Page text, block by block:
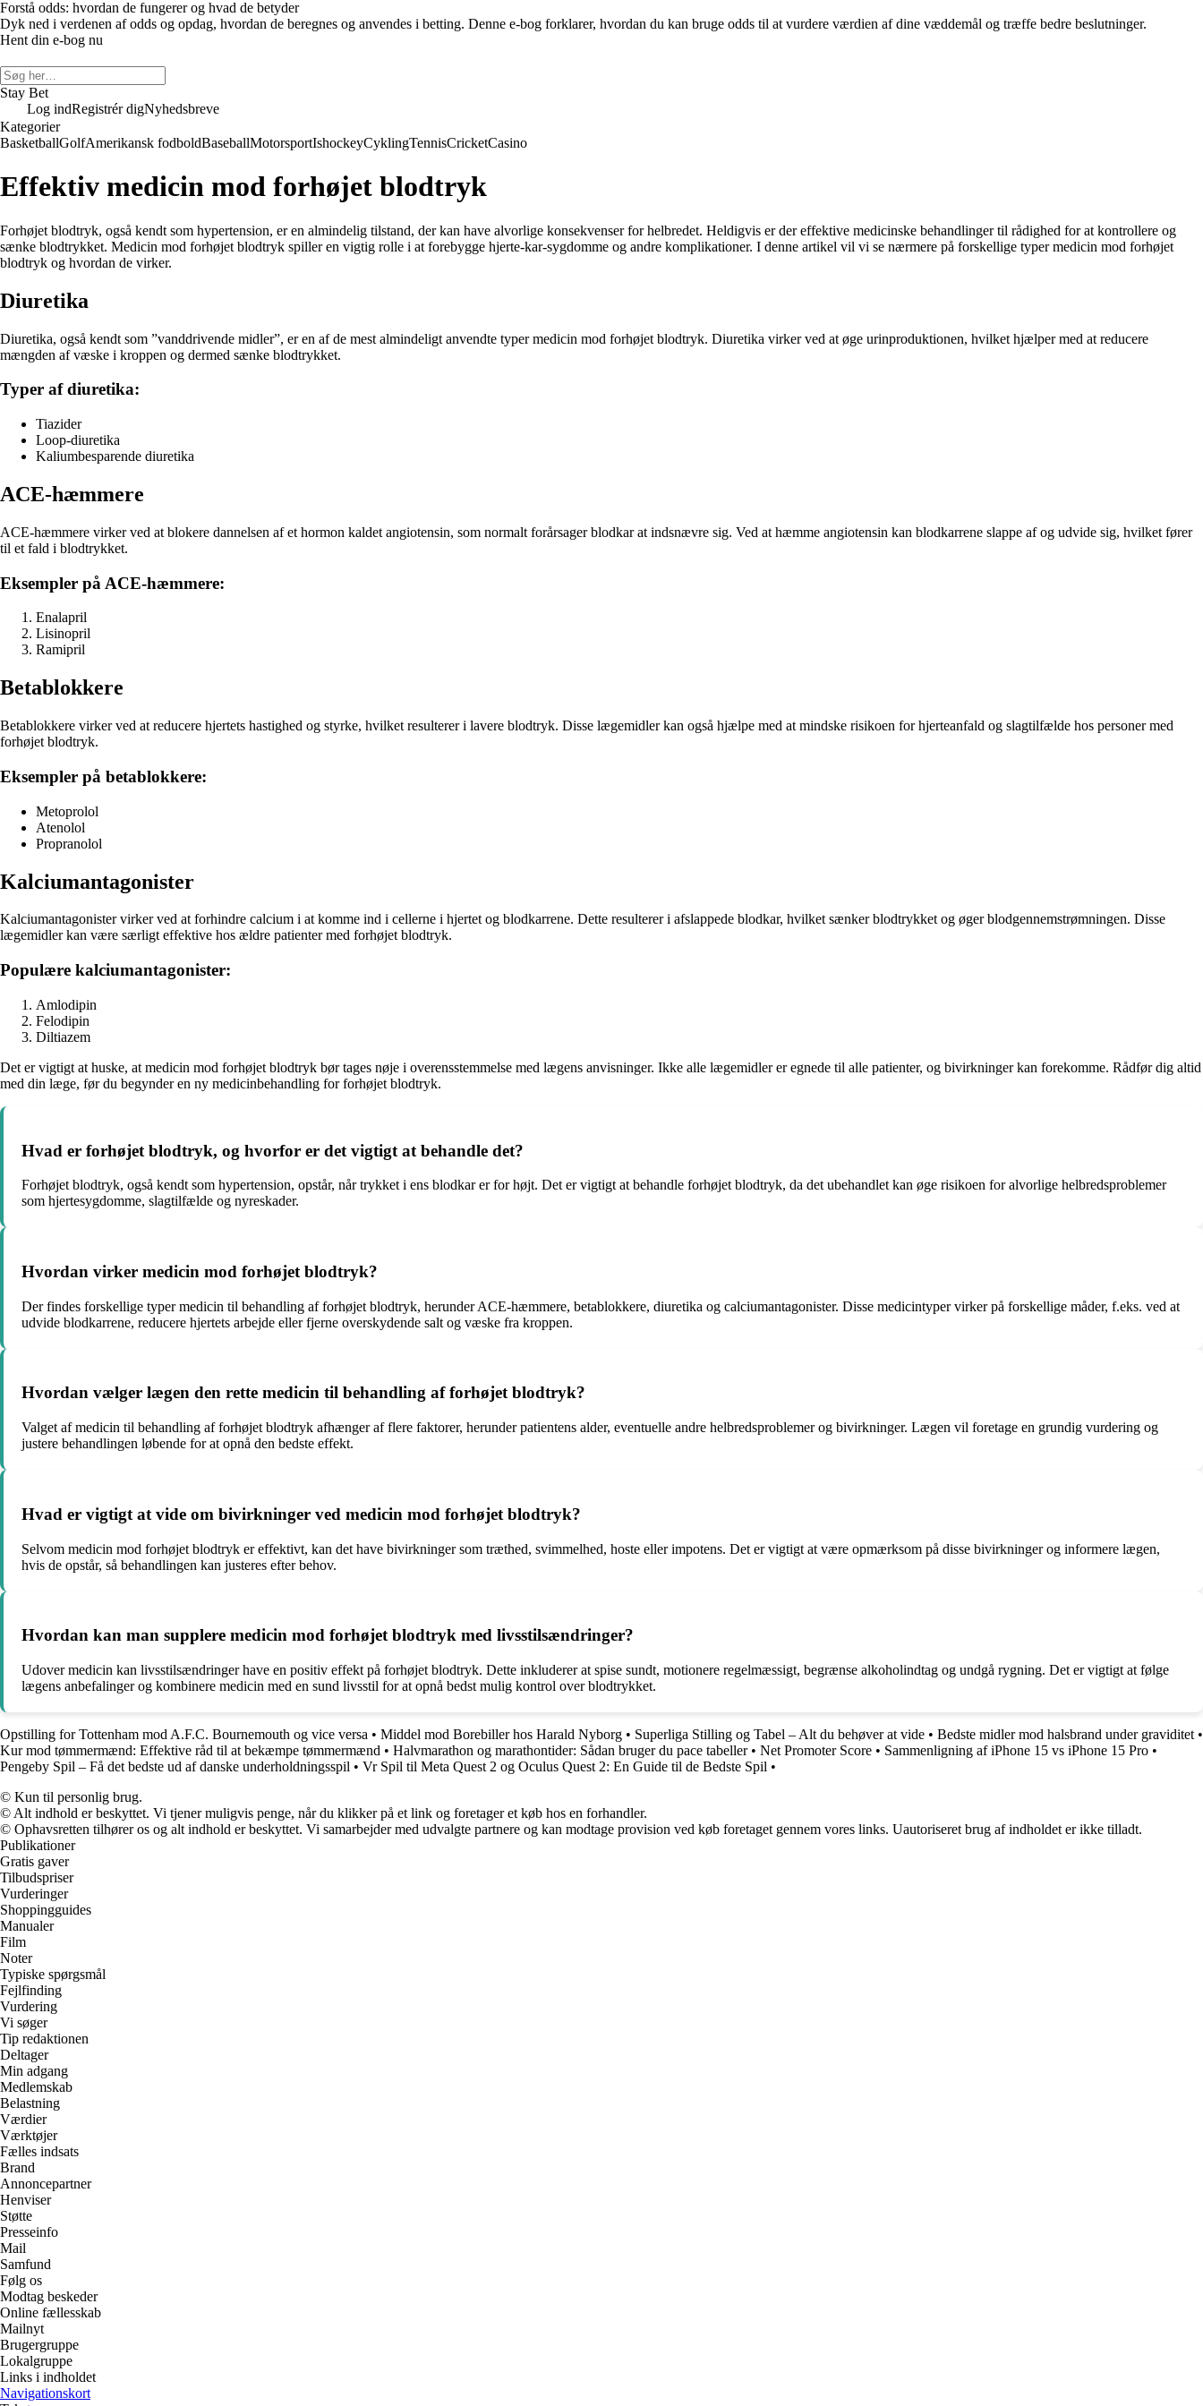
Forstå odds: hvordan de fungerer og hvad de betyder
Dyk ned i verdenen af odds og opdag, hvordan de beregnes og anvendes i betting. Denne e-bog forklarer, hvordan du kan bruge odds til at vurdere værdien af dine væddemål og træffe bedre beslutninger.
Hent din e-bog nu
Stay Bet
Log indRegistrér digNyhedsbreve
Kategorier
BasketballGolfAmerikansk fodboldBaseballMotorsportIshockeyCyklingTennisCricketCasino
Effektiv medicin mod forhøjet blodtryk
Forhøjet blodtryk, også kendt som hypertension, er en almindelig tilstand, der kan have alvorlige konsekvenser for helbredet. Heldigvis er der effektive medicinske behandlinger til rådighed for at kontrollere og
sænke blodtrykket. Medicin mod forhøjet blodtryk spiller en vigtig rolle i at forebygge hjerte-kar-sygdomme og andre komplikationer. I denne artikel vil vi se nærmere på forskellige typer medicin mod forhøjet
blodtryk og hvordan de virker.
Diuretika
Diuretika, også kendt som ”vanddrivende midler”, er en af de mest almindeligt anvendte typer medicin mod forhøjet blodtryk. Diuretika virker ved at øge urinproduktionen, hvilket hjælper med at reducere
mængden af væske i kroppen og dermed sænke blodtrykket.
Typer af diuretika:
Tiazider
Loop-diuretika
Kaliumbesparende diuretika
ACE-hæmmere
ACE-hæmmere virker ved at blokere dannelsen af et hormon kaldet angiotensin, som normalt forårsager blodkar at indsnævre sig. Ved at hæmme angiotensin kan blodkarrene slappe af og udvide sig, hvilket fører
til et fald i blodtrykket.
Eksempler på ACE-hæmmere:
Enalapril
Lisinopril
Ramipril
Betablokkere
Betablokkere virker ved at reducere hjertets hastighed og styrke, hvilket resulterer i lavere blodtryk. Disse lægemidler kan også hjælpe med at mindske risikoen for hjerteanfald og slagtilfælde hos personer med
forhøjet blodtryk.
Eksempler på betablokkere:
Metoprolol
Atenolol
Propranolol
Kalciumantagonister
Kalciumantagonister virker ved at forhindre calcium i at komme ind i cellerne i hjertet og blodkarrene. Dette resulterer i afslappede blodkar, hvilket sænker blodtrykket og øger blodgennemstrømningen. Disse
lægemidler kan være særligt effektive hos ældre patienter med forhøjet blodtryk.
Populære kalciumantagonister:
Amlodipin
Felodipin
Diltiazem
Det er vigtigt at huske, at medicin mod forhøjet blodtryk bør tages nøje i overensstemmelse med lægens anvisninger. Ikke alle lægemidler er egnede til alle patienter, og bivirkninger kan forekomme. Rådfør dig altid
med din læge, før du begynder en ny medicinbehandling for forhøjet blodtryk.
Hvad er forhøjet blodtryk, og hvorfor er det vigtigt at behandle det?
Forhøjet blodtryk, også kendt som hypertension, opstår, når trykket i ens blodkar er for højt. Det er vigtigt at behandle forhøjet blodtryk, da det ubehandlet kan øge risikoen for alvorlige helbredsproblemer
som hjertesygdomme, slagtilfælde og nyreskader.
Hvordan virker medicin mod forhøjet blodtryk?
Der findes forskellige typer medicin til behandling af forhøjet blodtryk, herunder ACE-hæmmere, betablokkere, diuretika og calciumantagonister. Disse medicintyper virker på forskellige måder, f.eks. ved at
udvide blodkarrene, reducere hjertets arbejde eller fjerne overskydende salt og væske fra kroppen.
Hvordan vælger lægen den rette medicin til behandling af forhøjet blodtryk?
Valget af medicin til behandling af forhøjet blodtryk afhænger af flere faktorer, herunder patientens alder, eventuelle andre helbredsproblemer og bivirkninger. Lægen vil foretage en grundig vurdering og
justere behandlingen løbende for at opnå den bedste effekt.
Hvad er vigtigt at vide om bivirkninger ved medicin mod forhøjet blodtryk?
Selvom medicin mod forhøjet blodtryk er effektivt, kan det have bivirkninger som træthed, svimmelhed, hoste eller impotens. Det er vigtigt at være opmærksom på disse bivirkninger og informere lægen,
hvis de opstår, så behandlingen kan justeres efter behov.
Hvordan kan man supplere medicin mod forhøjet blodtryk med livsstilsændringer?
Udover medicin kan livsstilsændringer have en positiv effekt på forhøjet blodtryk. Dette inkluderer at spise sundt, motionere regelmæssigt, begrænse alkoholindtag og undgå rygning. Det er vigtigt at følge
lægens anbefalinger og kombinere medicin med en sund livsstil for at opnå bedst mulig kontrol over blodtrykket.
Opstilling for Tottenham mod A.F.C. Bournemouth og vice versa • Middel mod Borebiller hos Harald Nyborg • Superliga Stilling og Tabel – Alt du behøver at vide • Bedste midler mod halsbrand under graviditet •
Kur mod tømmermænd: Effektive råd til at bekæmpe tømmermænd • Halvmarathon og marathontider: Sådan bruger du pace tabeller• Net Promoter Score • Sammenligning af iPhone 15 vs iPhone 15 Pro •
Pengeby Spil – Få det bedste ud af danske underholdningsspil • Vr Spil til Meta Quest 2 og Oculus Quest 2: En Guide til de Bedste Spil •
© Kun til personlig brug.
© Alt indhold er beskyttet. Vi tjener muligvis penge, når du klikker på et link og foretager et køb hos en forhandler.
© Ophavsretten tilhører os og alt indhold er beskyttet. Vi samarbejder med udvalgte partnere og kan modtage provision ved køb foretaget gennem vores links. Uautoriseret brug af indholdet er ikke tilladt.
Publikationer
Gratis gaver
Tilbudspriser
Vurderinger
Shoppingguides
Manualer
Film
Noter
Typiske spørgsmål
Fejlfinding
Vurdering
Vi søger
Tip redaktionen
Deltager
Min adgang
Medlemskab
Belastning
Værdier
Værktøjer
Fælles indsats
Brand
Annoncepartner
Henviser
Støtte
Presseinfo
Mail
Samfund
Følg os
Modtag beskeder
Online fællesskab
Mailnyt
Brugergruppe
Lokalgruppe
Links i indholdet
Navigationskort